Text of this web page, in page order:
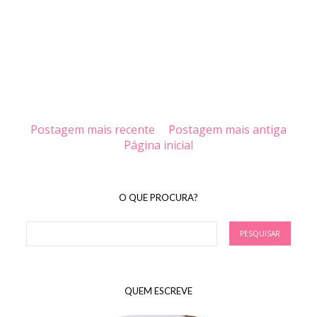
Postagem mais recente
Postagem mais antiga
Página inicial
O QUE PROCURA?
QUEM ESCREVE